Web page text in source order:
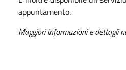
appuntamento.
Maggiori informazioni e dettagli